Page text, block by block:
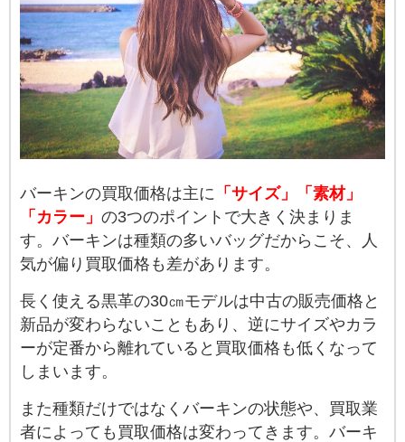
バーキンの買取価格は主に 「サイズ」「素材」
「カラー」 の3つのポイントで大きく決まりま
す。バーキンは種類の多いバッグだからこそ、人
気が偏り買取価格も差があります。
長く使える黒革の30㎝モデルは中古の販売価格と
新品が変わらないこともあり、逆にサイズやカラ
ーが定番から離れていると買取価格も低くなって
しまいます。
また種類だけではなくバーキンの状態や、買取業
者によっても買取価格は変わってきます。バーキ